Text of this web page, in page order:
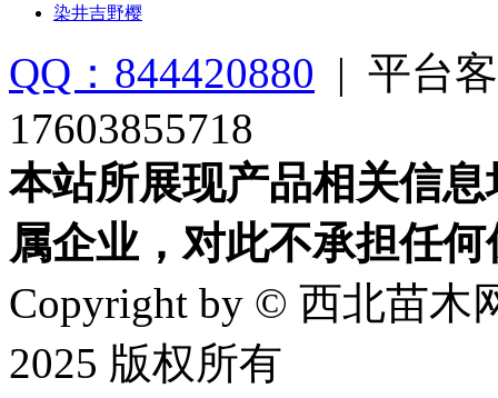
染井吉野樱
QQ：844420880 | 平台
17603855718
本站所展现产品相关信
属企业，对此不承担任
Copyright by © 西北苗木
2025 版权所有